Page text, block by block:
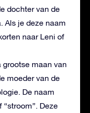
dochter van de
Als je deze naam
naar Leni of
grootse maan van
moeder van de
De naam
“stroom”. Deze